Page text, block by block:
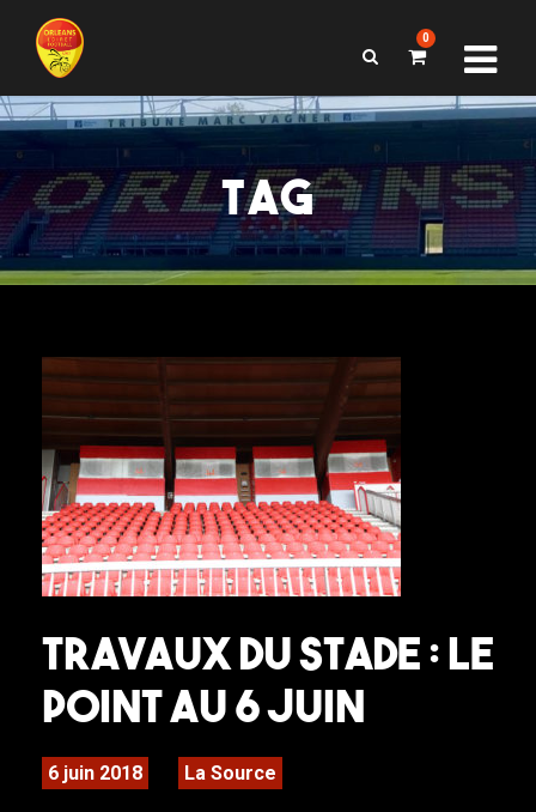
0
TAG
Travaux du stade : Le
point au 6 juin
6 juin 2018 La Source